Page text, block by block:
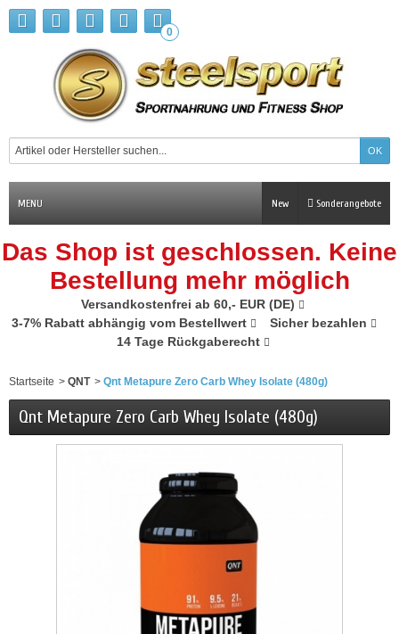
0
MENU Sonderangebote
New
Das Shop ist geschlossen. Keine
Bestellung mehr möglich
Versandkostenfrei ab 60,- EUR (DE)
3-7% Rabatt abhängig vom Bestellwert
Sicher bezahlen
14 Tage Rückgaberecht
Startseite > QNT > Qnt Metapure Zero Carb Whey Isolate (480g)
Qnt Metapure Zero Carb Whey Isolate (480g)